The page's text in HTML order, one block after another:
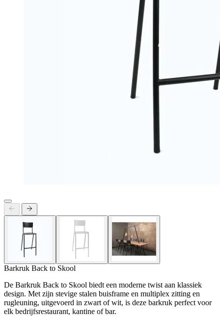
Barkruk Back to Skool
De Barkruk Back to Skool biedt een moderne twist aan klassiek
design. Met zijn stevige stalen buisframe en multiplex zitting en
rugleuning, uitgevoerd in zwart of wit, is deze barkruk perfect voor
elk bedrijfsrestaurant, kantine of bar.